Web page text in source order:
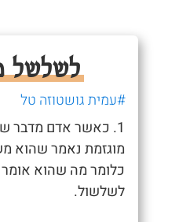
לשלשל
#עמית גושטוזה טל
1. כאשר אדם מדבר
מוגזמת נאמר שהוא
כלומר מה שהוא אומר
לשלשול.